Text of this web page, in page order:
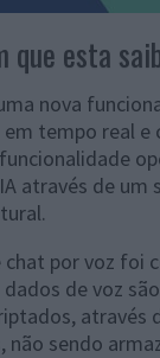
que esta
nova
tempo real e
através de
por voz foi
dados de voz
não sendo